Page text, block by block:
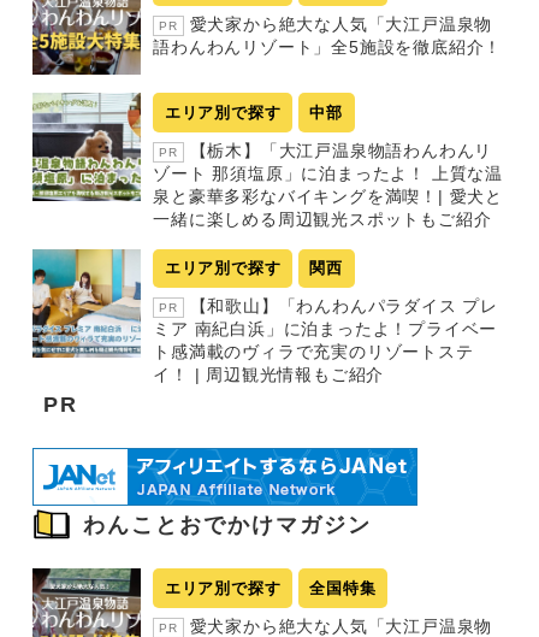
PR
愛犬家から絶大な人気「大江戸温泉物
語わんわんリゾート」全5施設を徹底紹介！
エリア別で探す 中部
PR
【栃木】「大江戸温泉物語わんわんリ
ゾート 那須塩原」に泊まったよ！ 上質な温
泉と豪華多彩なバイキングを満喫！| 愛犬と
一緒に楽しめる周辺観光スポットもご紹介
エリア別で探す 関西
PR
【和歌山】「わんわんパラダイス プレ
ミア 南紀白浜」に泊まったよ！プライベー
ト感満載のヴィラで充実のリゾートステ
イ！ | 周辺観光情報もご紹介
PR
わんことおでかけマガジン
エリア別で探す 全国特集
PR
愛犬家から絶大な人気「大江戸温泉物